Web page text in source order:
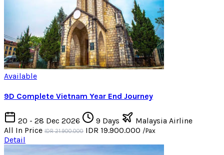
Available
9D Complete Vietnam Year End Journey
20 - 28 Dec 2026 9 Days
Malaysia Airline
All In Price IDR 21.900.000 IDR 19.900.000 /Pax
Detail